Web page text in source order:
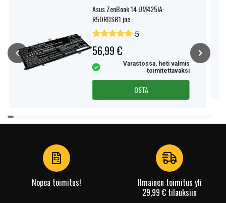
Asus ZenBook 14 UM425IA-
R5DRDSB1 jne.
5
56,99 €
Varastossa, heti valmis
toimitettavaksi
OSTA
Item
1
Nopea toimitus!
Ilmainen toimitus yli
29,99 € tilauksiin